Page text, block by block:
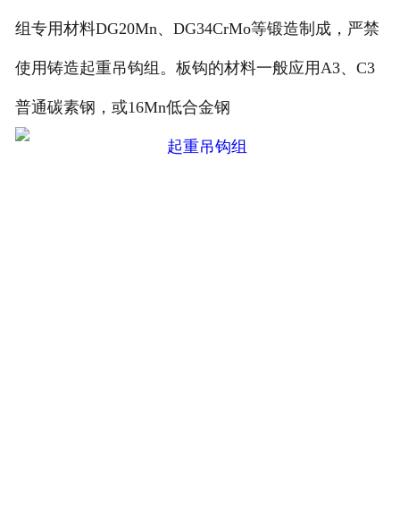
组专用材料DG20Mn、DG34CrMo等锻造制成，严禁
使用铸造起重吊钩组。板钩的材料一般应用A3、C3
普通碳素钢，或16Mn低合金钢